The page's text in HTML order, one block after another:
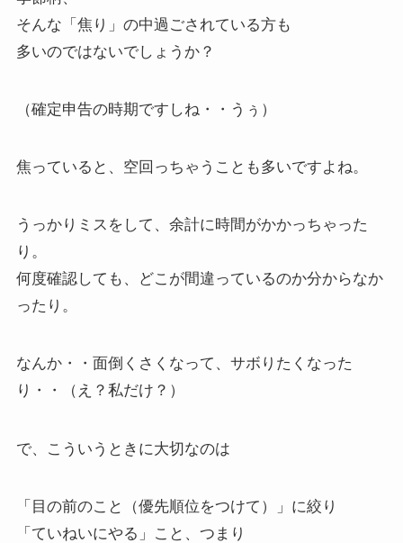
そんな「焦り」の中過ごされている方も
多いのではないでしょうか？
（確定申告の時期ですしね・・うぅ）
焦っていると、空回っちゃうことも多いですよね。
うっかりミスをして、余計に時間がかかっちゃった
り。
何度確認しても、どこが間違っているのか分からなか
ったり。
なんか・・面倒くさくなって、サボりたくなった
り・・（え？私だけ？）
で、こういうときに大切なのは
「目の前のこと（優先順位をつけて）」に絞り
「ていねいにやる」こと、つまり